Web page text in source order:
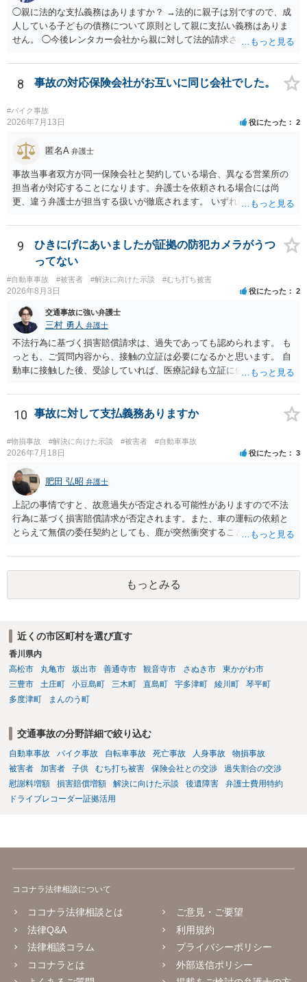
◯親に法的な支払義務はありますか？ →法的に親子は別ですので、成
人している子どもの債務について原則として親に支払い義務はありま
せん。 ◯今後レンタカー会社から親に対して法的請求される可能性は
低いでしょう。 ◯親である私は今後どう対応すべきでしょうか？ →債
権者に対してご自身は支払いを拒み、請求するのであれば本人に対し
8 事故の対応保険会社がお互いに同じ会社でした。
#バイク事故
2026年7月13日 役にたった 2
匿名A 弁護士
事故当事者双方が同一保険会社と契約している場合、異なる営業所の
担当者が対応することになります。弁護士を依頼される場合には尚
更、違う弁護士が担当する扱いが徹底されます。 いずれにしても、交
9
ひきにげにあいましたが証拠の防犯カメラがうつ
ってない
#自動車事故 #被害者 #解決に向けた示談 #むち打ち被害
2026年8月3日 役にたった 2
交通事故に強い弁護士
三村 勇人 弁護士
不法行為に基づく損害賠償請求は、過失であっても認められます。 も
っとも、ご質問内容から、接触の立証は必要になるかと思います。 自
動車に接触した後、受診していれば、医療記録も立証に使えるかと思
士にご相談ください。
10 事故に対して支払義務ありますか
#物損事故 #解決に向けた示談 #被害者 #自動車事故
2026年7月18日 役にたった 3
肥田 弘昭 弁護士
上記の事情ですと、故意過失が否定される可能性がありますので不法
行為に基づく損害賠償請求が否定されます。また、車の運転の依頼と
とらえて無償の委任契約としても、鹿が突然衝突することは予見がで
償請求も成立しない可能性があります。以上の理由から支払義務は否
定される可能性が高いです。ご参考にしてください。
もっとみる
近くの市区町村を選び直す
香川県内
高松市
丸亀市 坂出市 善通寺市 観音寺市 さぬき市
東かがわ市
三豊市
土庄町 小豆島町 三木町 直島町 宇多津町 綾川町
琴平町
多度津町
まんのう町
交通事故の分野詳細で絞り込む
自動車事故 バイク事故 自転車事故 死亡事故 人身事故
物損事故
被害者
加害者 子供 むち打ち被害 保険会社との交渉
過失割合の交渉
慰謝料増額
損害賠償増額 解決に向けた示談 後遺障害
弁護士費用特約
ドライブレコーダー証拠活用
ココナラ法律相談について
ココナラ法律相談とは
法律Q&A
法律相談コラム
ココナラとは
ご意見・ご要望
利用規約
プライバシーポリシー
外部送信ポリシー